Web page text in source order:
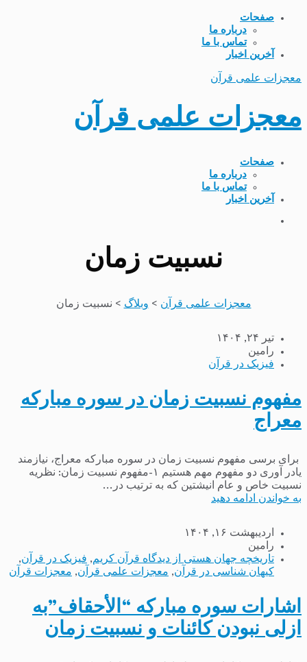
صفحات
درباره ما
تماس با ما
آخرین اخبار
معجزات علمی قرآن
معجزات علمی قرآن
صفحات
درباره ما
تماس با ما
آخرین اخبار
نسبیت زمان
معجزات علمی قرآن > وبلاگ > نسبیت زمان
تیر ۲۴, ۱۴۰۴
رامین
فیزیک در قرآن
مفهوم نسبیت زمان در سوره مبارکه
معراج
برای برسی مفهوم نسبیت زمان در سوره مبارکه معراج، نیازمند
یادر آوری دو مفهوم مهم هستیم ۱-مفهوم نسبیت زمان: نظریه
نسبیت خاص و عام انیشتین که به ترتیب در...
به خواندن ادامه دهید
اردیبهشت ۱۶, ۱۴۰۴
رامین
تاریخچه جهان هستی از دیدگاه قرآن کریم, فیزیک در قرآن,
کیهان شناسی در قرآن, معجزات علمی قرآن, معجزات قرآن
اشارات سوره مبارکه “الأحقاف”به
ازلی نبودن کائنات و نسبیت زمان